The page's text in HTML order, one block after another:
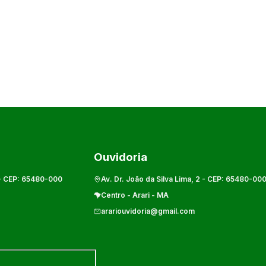
CEP: 65480-000
Ouvidoria
Av. Dr. João da Silva Lima, 2 - CEP: 65480-000
Centro - Arari- MA
arariouvidoria@gmail.com